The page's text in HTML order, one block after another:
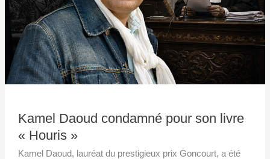
Kamel Daoud condamné pour son livre
« Houris »
Kamel Daoud, lauréat du prestigieux prix Goncourt, a été
»